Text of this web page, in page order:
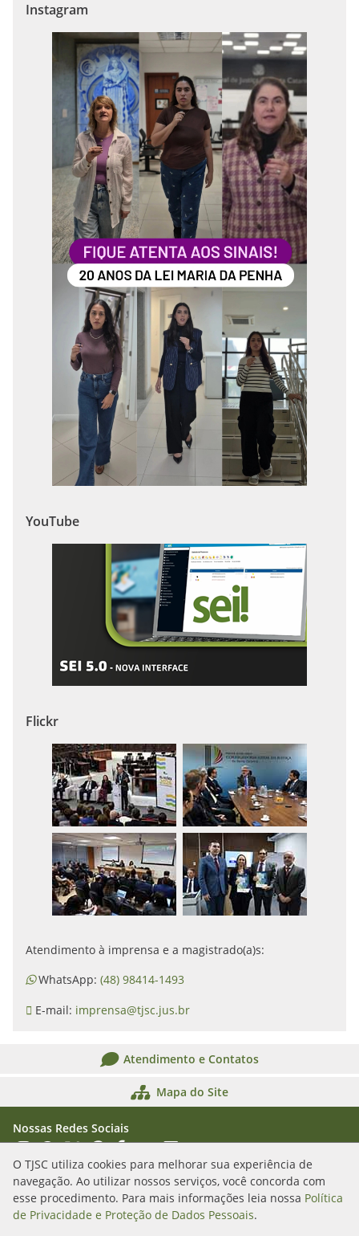
O TJSC utiliza cookies para melhorar sua experiência de
navegação. Ao utilizar nossos serviços, você concorda com
esse procedimento. Para mais informações leia nossa Política
de Privacidade e Proteção de Dados Pessoais.
Instagram
YouTube
Flickr
Atendimento à imprensa e a magistrado(a)s:
WhatsApp: (48) 98414-1493
E-mail: imprensa@tjsc.jus.br
Atendimento e Contatos
Mapa do Site
Nossas Redes Sociais
Acessar Instagram
Acessar WhatsApp
Acessar XAcessar Threads
Acessar Facebook
Acessar YouTube
Acessar Flickr
Acessar SoundCloud
Rua Álvaro Millen da Silveira, n. 208
Florianópolis/SC - CEP: 88020-901